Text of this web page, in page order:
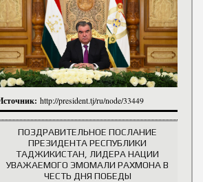
http://president.tj/ru/node/33449
ПОЗДРАВИТЕЛЬНОЕ ПОСЛАНИЕ
ПРЕЗИДЕНТА РЕСПУБЛИКИ
ТАДЖИКИСТАН, ЛИДЕРА НАЦИИ
УВАЖАЕМОГО ЭМОМАЛИ РАХМОНА В
ЧЕСТЬ ДНЯ ПОБЕДЫ